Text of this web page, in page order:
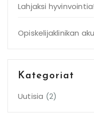
Lahjaksi hyvinvointia!
Opiskelijaklinikan
Kategoriat
Uutisia (2)